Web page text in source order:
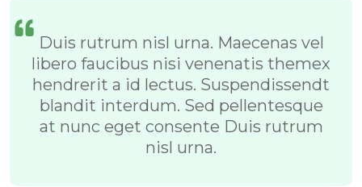
Duis rutrum nisl urna. Maecenas vel
libero faucibus nisi venenatis themex
hendrerit a id lectus. Suspendissendt
blandit interdum. Sed pellentesque
at nunc eget consente Duis rutrum
nisl urna.